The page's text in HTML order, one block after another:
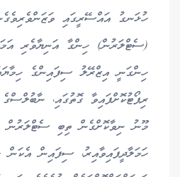
ހުޅަނގު އައްސޭރީގައި
(ސެޓްލަރުން) ހިންގާ އަނިޔާވެރި
ހިންގަނީ އިޒްރޭލު ސިފައިންގެ
ރިޕޯޓުކޮށްފައިވާ ގޮތުގައި،
މޫނު ނިވާކޮށްގެން ތިބި ސެޓްލަރުން
ހަމަލާދީފައިވާއިރު، ސިފައިން އެކަން